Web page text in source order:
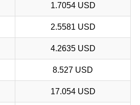
1.7054 USD
2.5581 USD
4.2635 USD
8.527 USD
17.054 USD